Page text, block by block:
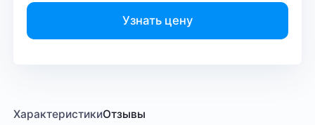
Узнать цену
ХарактеристикиОтзывы